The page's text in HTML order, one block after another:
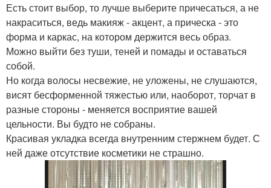
Есть стоит выбор, то лучше выберите причесаться, а не
накраситься, ведь макияж - акцент, а прическа - это
форма и каркас, на котором держится весь образ.
Можно выйти без туши, теней и помады и оставаться
собой.
Но когда волосы несвежие, не уложены, не слушаются,
висят бесформенной тяжестью или, наоборот, торчат в
разные стороны - меняется восприятие вашей
цельности. Вы будто не собраны.
Красивая укладка всегда внутренним стержнем будет. С
ней даже отсутствие косметики не страшно.